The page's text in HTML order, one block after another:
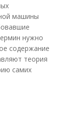
машины
нужно
содержание
теория
самих